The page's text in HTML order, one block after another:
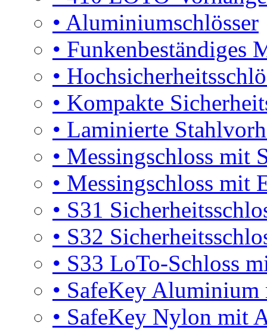
• Aluminiumschlösser
• Funkenbeständiges
•
• Kompakte
• Laminierte
• Messingschloss mit
• Messingschloss mit
• S31
• S32
• S33 LoTo-Schloss
• SafeKey Aluminium
• SafeKey Nylon mit